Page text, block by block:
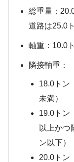
総重量：
道路は25.0ト
軸重：10.0
隣接軸重：
18.0トン
未満）
19.0トン
以上かつ
ン以下）
20.0トン